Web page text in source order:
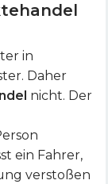
in
Daher
nicht. Der
ein Fahrer,
verstoßen